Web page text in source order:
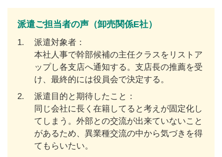
派遣ご担当者の声（卸売関係E社）
1.
派遣対象者：
本社人事で幹部候補の主任クラスをリストア
ップし各支店へ通知する。支店長の推薦を受
け、最終的には役員会で決定する。
2.
派遣目的と期待したこと：
同じ会社に長く在籍してると考えが固定化し
てしまう。外部との交流が出来ていないこと
があるため、異業種交流の中から気づきを得
てもらいたい。